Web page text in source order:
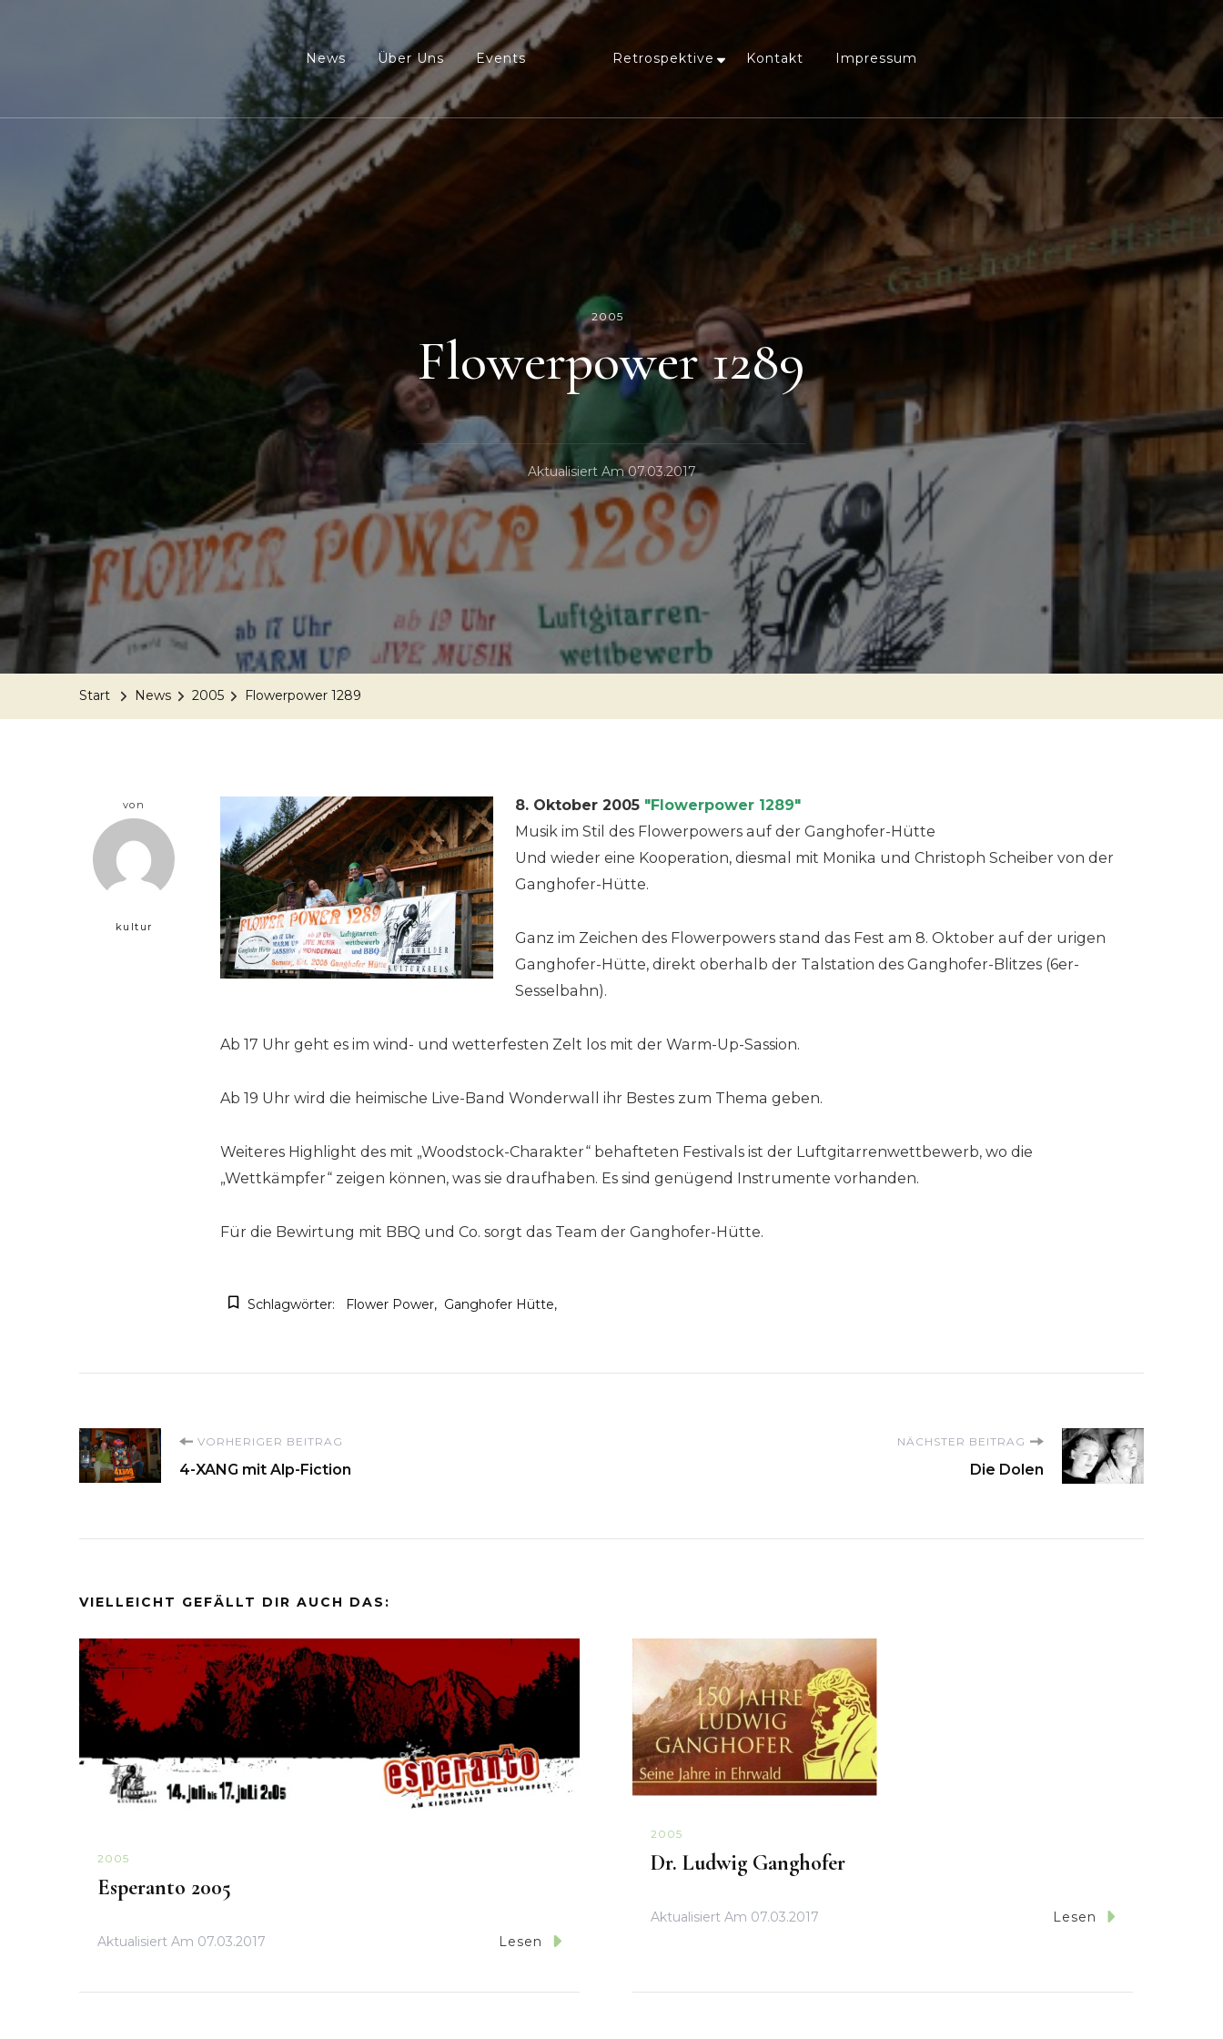
News Über Uns Events Retrospektive Kontakt Impressum
2005
Flowerpower 1289
Aktualisiert Am07.03.2017
Start News 2005 Flowerpower 1289
von
kultur
8. Oktober 2005 "Flowerpower 1289"
Musik im Stil des Flowerpowers auf der Ganghofer-Hütte
Und wieder eine Kooperation, diesmal mit Monika und Christoph Scheiber von der
Ganghofer-Hütte.
Ganz im Zeichen des Flowerpowers stand das Fest am 8. Oktober auf der urigen
Ganghofer-Hütte, direkt oberhalb der Talstation des Ganghofer-Blitzes (6er-
Sesselbahn).
Ab 17 Uhr geht es im wind- und wetterfesten Zelt los mit der Warm-Up-Sassion.
Ab 19 Uhr wird die heimische Live-Band Wonderwall ihr Bestes zum Thema geben.
Weiteres Highlight des mit „Woodstock-Charakter“ behafteten Festivals ist der Luftgitarrenwettbewerb, wo die
„Wettkämpfer“ zeigen können, was sie draufhaben. Es sind genügend Instrumente vorhanden.
Für die Bewirtung mit BBQ und Co. sorgt das Team der Ganghofer-Hütte.
Schlagwörter: Flower Power Ganghofer Hütte
Beitragsnavigation
VORHERIGER BEITRAG
4-XANG mit Alp-Fiction
NÄCHSTER BEITRAG
Die Dolen
VIELLEICHT GEFÄLLT DIR AUCH DAS:
2005
Esperanto 2005
Aktualisiert Am 07.03.2017 Lesen
2005
Dr. Ludwig Ganghofer
Aktualisiert Am 07.03.2017 Lesen